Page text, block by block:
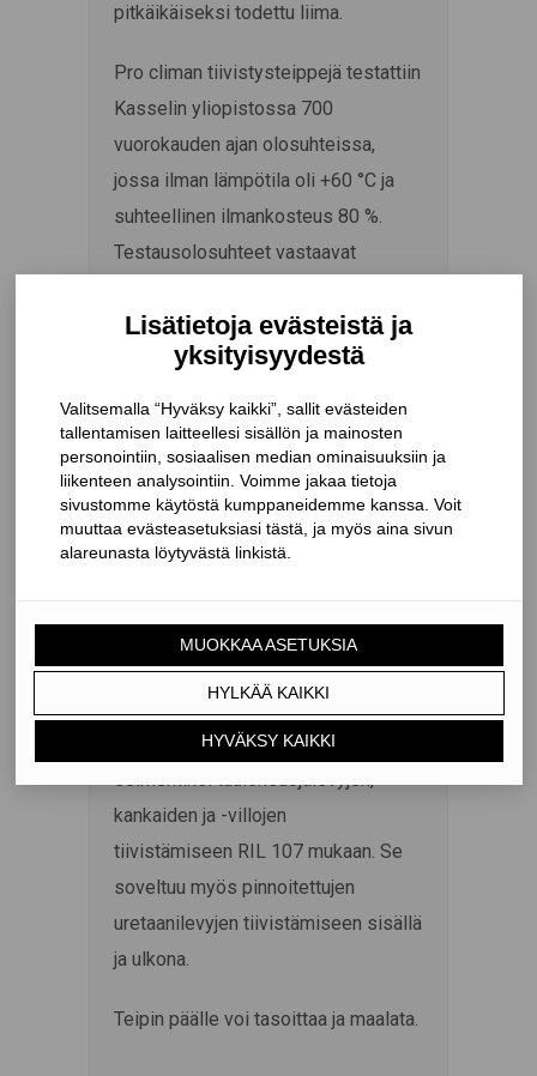
pitkäikäiseksi todettu liima.
Pro climan tiivistysteippejä testattiin
Kasselin yliopistossa 700
vuorokauden ajan olosuhteissa,
jossa ilman lämpötila oli +60 °C ja
suhteellinen ilmankosteus 80 %.
Testausolosuhteet vastaavat
ajanjaksoa. Kaikki testatut Solid -
liimaa sisältävät tuotteet suoriutuivat
niiden pitävyyden todettu
heikentyneen merkittävästi
testijakson aikana. Tescon Vana on
lisäksi emissiotestattu ja todettu
merkki osoituksena
vähäpäästöisyydestä.
Tescon Vana soveltuu erinomaisesti
esimerkiksi tuulensuojalevyjen, -
kankaiden ja -villojen
tiivistämiseen RIL 107 mukaan. Se
soveltuu myös pinnoitettujen
uretaanilevyjen tiivistämiseen sisällä
ja ulkona.
Teipin päälle voi tasoittaa ja maalata.